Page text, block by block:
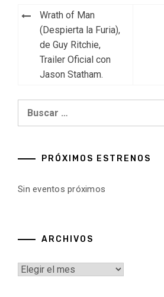
Navegación
entradas
Wrath of Man
(Despierta la Furia),
de Guy Ritchie,
Trailer Oficial con
Jason Statham.
PRÓXIMOS ESTRENOS
Sin eventos próximos
ARCHIVOS
Archivos